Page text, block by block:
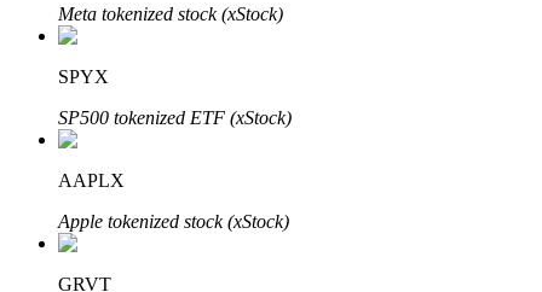
Empréstimos
Meta tokenized stock (xStock)
SPYX
SP500 tokenized ETF (xStock)
AAPLX
Apple tokenized stock (xStock)
GRVT